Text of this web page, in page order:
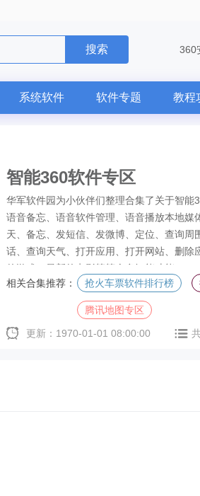
搜索 360
系统软件 软件专题 教程
智能360软件专区
华军软件园为小伙伴们整理合集了关于智能
语音备忘、语音软件管理、语音播放本地
天、备忘、发短信、发微博、定位、查询
话、查询天气、打开应用、打开网站、删
的游戏、最新的电影等等众多智能功能。
相关合集推荐：
抢火车票软件排行榜
腾讯地图专区
更新：1970-01-01 08:00:00